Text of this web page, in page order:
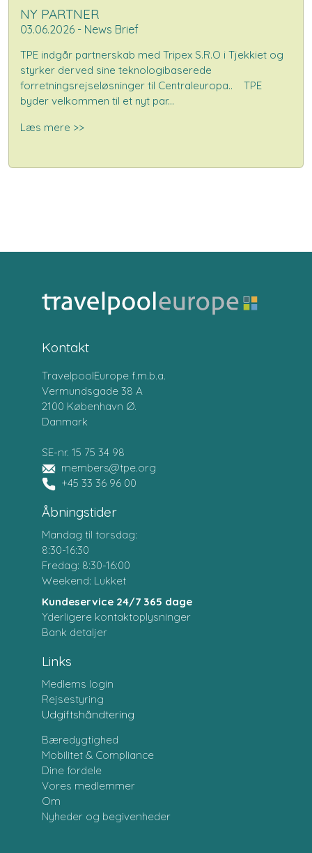
NY PARTNER
03.06.2026 - News Brief
TPE indgår partnerskab med Tripex S.R.O i Tjekkiet og
styrker derved sine teknologibaserede
forretningsrejseløsninger til Centraleuropa.. TPE
byder velkommen til et nyt par...
Læs mere >>
Kontakt
TravelpoolEurope f.m.b.a.
Vermundsgade 38 A
2100 København Ø.
Danmark
SE-nr. 15 75 34 98
members@tpe.org
+45 33 36 96 00
Åbningstider
Mandag til torsdag:
8:30-16:30
Fredag: 8:30-16:00
Weekend: Lukket
Kundeservice 24/7 365 dage
Yderligere kontaktoplysninger
Bank detaljer
Links
Medlems login
Rejsestyring
Udgiftshåndtering
Bæredygtighed
Mobilitet & Compliance
Dine fordele
Vores medlemmer
Om
Nyheder og begivenheder